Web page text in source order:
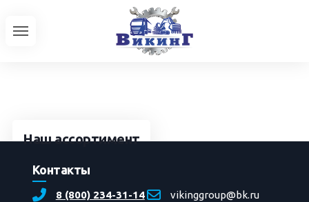
Наш ассортимент
Серийная техника
УРАЛ
Контакты
8 (800) 234-31-14
vikinggroup@bk.ru